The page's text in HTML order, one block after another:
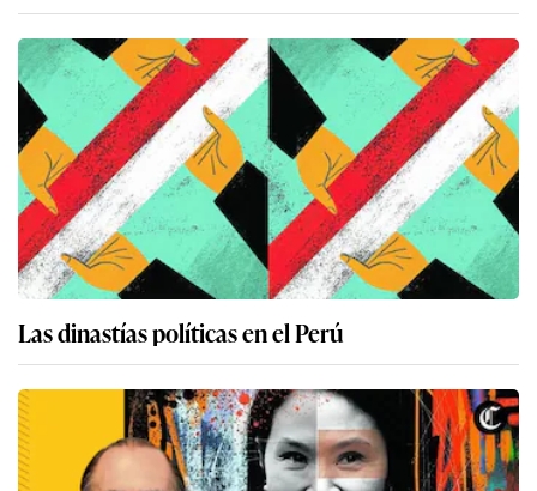
Las dinastías políticas en el Perú